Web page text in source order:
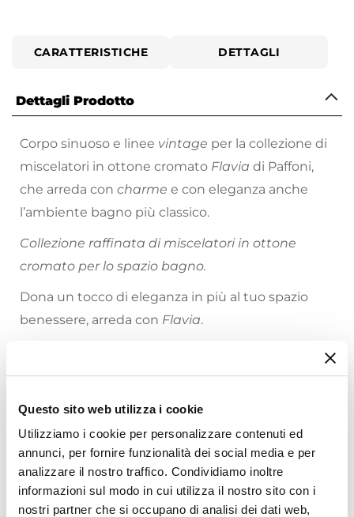
Questo sito web utilizza i cookie
Utilizziamo i cookie per personalizzare contenuti ed
annunci, per fornire funzionalità dei social media e per
analizzare il nostro traffico. Condividiamo inoltre
informazioni sul modo in cui utilizza il nostro sito con i
nostri partner che si occupano di analisi dei dati web,
CARATTERISTICHE DETTAGLI
Dettagli Prodotto
Corpo sinuoso e linee vintage per la collezione di
miscelatori in ottone cromato Flavia di Paffoni,
che arreda con charme e con eleganza anche
l’ambiente bagno più classico.
Collezione raffinata di miscelatori in ottone
cromato per lo spazio bagno.
Dona un tocco di eleganza in più al tuo spazio
benessere, arreda con Flavia.
Esterno Vasca
Marca
Paffoni
Serie
Ti suggeriamo anche